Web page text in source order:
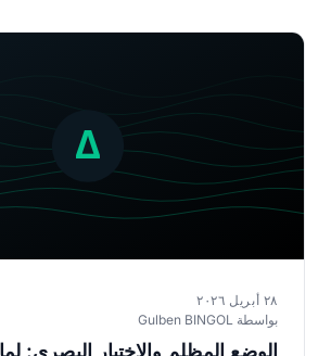
٢٨ أبريل ٢٠٢٦
بواسطة Gulben BINGOL
الوضع المظلم والاختبار البصري: